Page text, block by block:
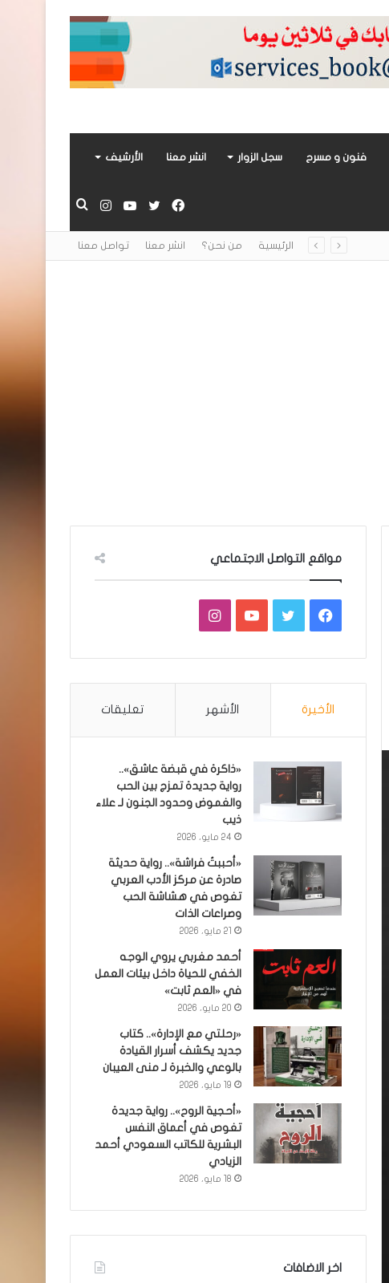
فنون و مسرح سجل الزوار انشر معنا الأرشيف
بحث
انستقراميوتيوبتويتر
فيسبوك
الرئيسية من نحن؟ انشر معنا تواصل معنا
مواقع التواصل الاجتماعي
فيسبوكتويتر يوتيوبانستقرام
الأخيرة الأشهر تعليقات
«ذاكرة في قبضة عاشق»..
رواية جديدة تمزج بين الحب
والغموض وحدود الجنون لـ علاء
ذيب
24 مايو، 2026
«أحببتُ فراشة».. رواية حديثة
صادرة عن مركز الأدب العربي
تغوص في هشاشة الحب
وصراعات الذات
21 مايو، 2026
أحمد مغربي يروي الوجه
الخفي للحياة داخل بيئات العمل
في «العم ثابت»
20 مايو، 2026
«رحلتي مع الإدارة».. كتاب
جديد يكشف أسرار القيادة
بالوعي والخبرة لـ منى العيبان
19 مايو، 2026
«أحجية الروح».. رواية جديدة
تغوص في أعماق النفس
البشرية للكاتب السعودي أحمد
الزيادي
18 مايو، 2026
اخر الاضافات